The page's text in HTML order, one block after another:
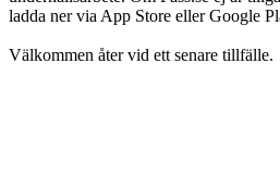
ladda ner via App Store eller Google
Välkommen åter vid ett senare tillfälle.